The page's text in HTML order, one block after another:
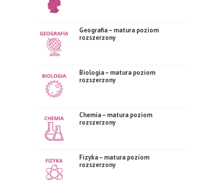
Geografia – matura poziom
rozszerzony
Biologia – matura poziom
rozszerzony
Chemia – matura poziom
rozszerzony
Fizyka – matura poziom
rozszerzony